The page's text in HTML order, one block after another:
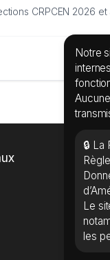
CRPCEN 2026
Notre
🔒
Le
les